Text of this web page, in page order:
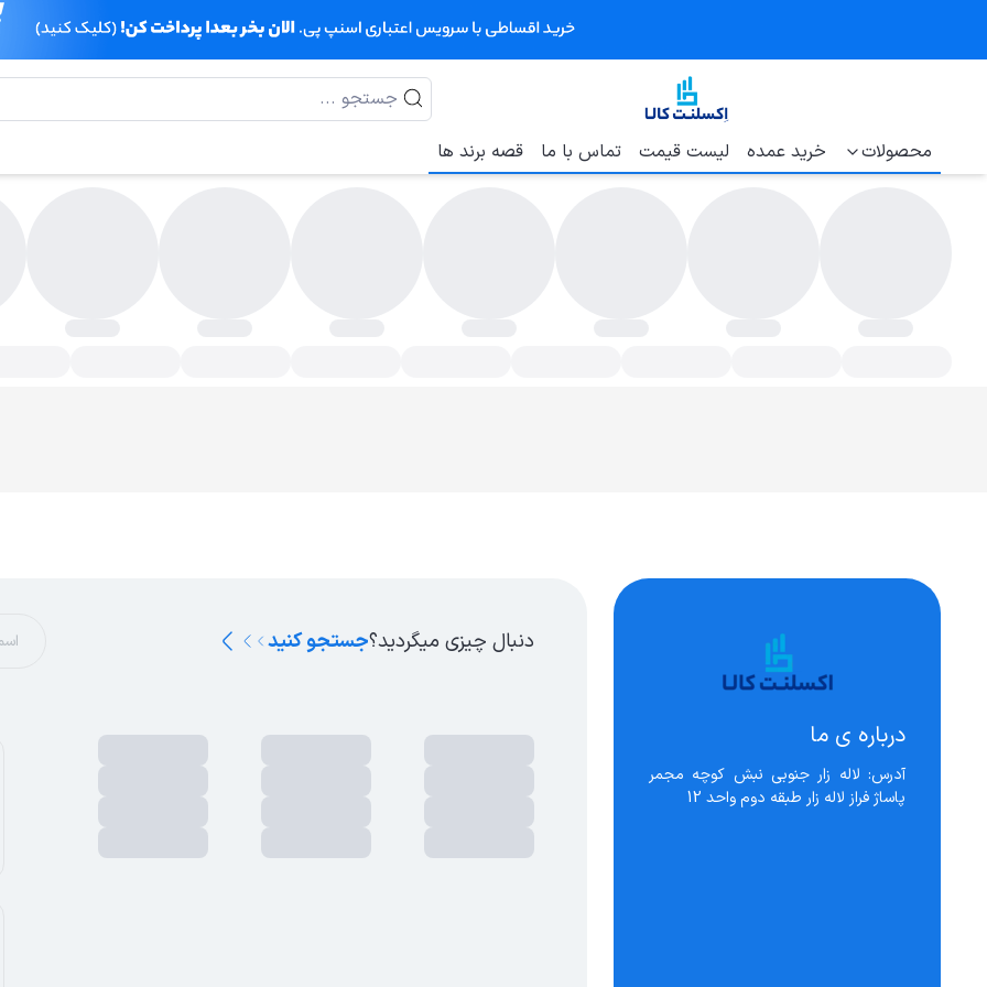
محصولات خرید عمده لیست قیمت تماس با ما قصه برند ها
درباره ی ما
پاساژ فراز لاله زار طبقه دوم واحد 12
دنبال چیزی میگردید؟جستجو کنید